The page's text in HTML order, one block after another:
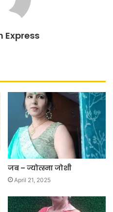
Express
जब – ज्योत्स्ना जोशी
April 21, 2025